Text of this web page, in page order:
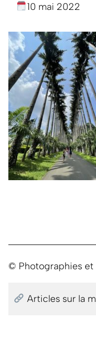
10 mai 2022
© Photographies et
Articles sur la